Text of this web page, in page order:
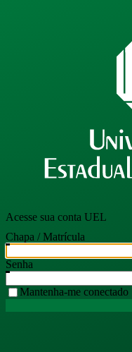
Acesse sua conta UEL
Chapa / Matrícula
Senha
Mantenha-me conectado